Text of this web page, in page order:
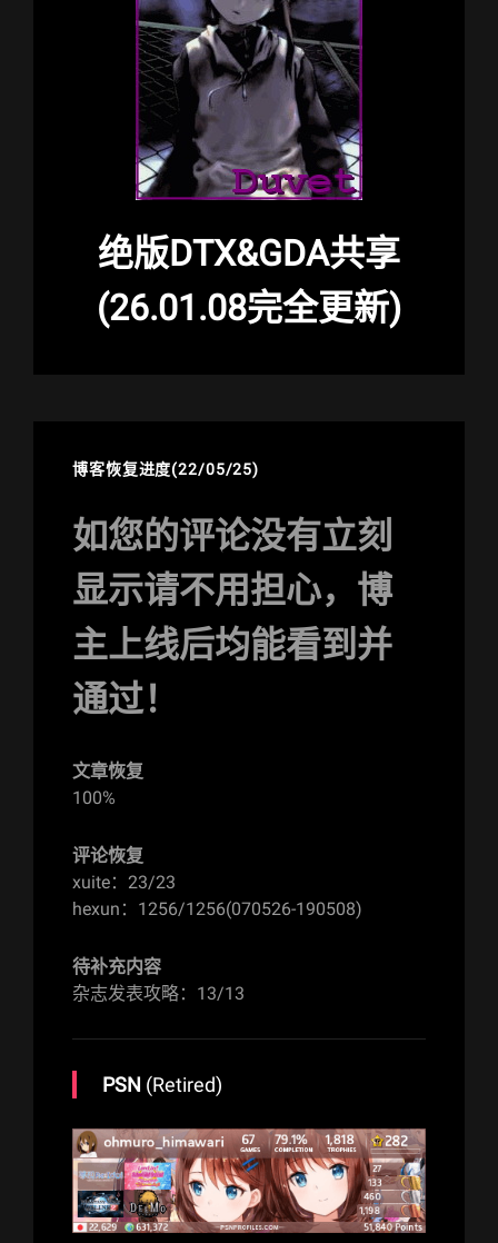
绝版DTX&GDA共享
(26.01.08完全更新)
博客恢复进度(22/05/25)
如您的评论没有立刻
显示请不用担心，博
主上线后均能看到并
通过！
文章恢复
100%
评论恢复
xuite：23/23
hexun：1256/1256(070526-190508)
待补充内容
杂志发表攻略：13/13
PSN (Retired)